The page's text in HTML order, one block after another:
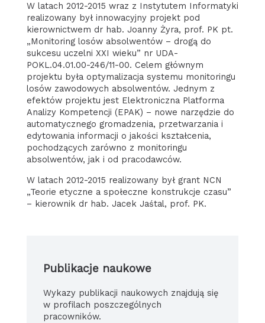
W latach 2012-2015 wraz z Instytutem Informatyki
realizowany był innowacyjny projekt pod
kierownictwem dr hab. Joanny Żyra, prof. PK pt.
„Monitoring losów absolwentów – drogą do
sukcesu uczelni XXI wieku” nr UDA-
POKL.04.01.00-246/11-00. Celem głównym
projektu była optymalizacja systemu monitoringu
losów zawodowych absolwentów. Jednym z
efektów projektu jest Elektroniczna Platforma
Analizy Kompetencji (EPAK) – nowe narzędzie do
automatycznego gromadzenia, przetwarzania i
edytowania informacji o jakości kształcenia,
pochodzących zarówno z monitoringu
absolwentów, jak i od pracodawców.
W latach 2012-2015 realizowany był grant NCN
„Teorie etyczne a społeczne konstrukcje czasu”
– kierownik dr hab. Jacek Jaśtal, prof. PK.
Publikacje naukowe
Wykazy publikacji naukowych znajdują się
w profilach poszczególnych
pracowników.